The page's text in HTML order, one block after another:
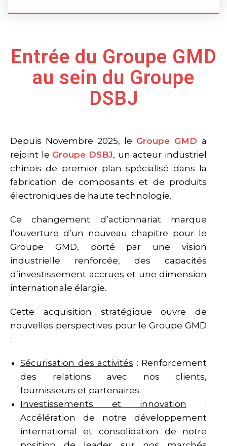
Entrée du Groupe GMD
au sein du Groupe
DSBJ
Depuis Novembre 2025, le Groupe GMD a
rejoint le Groupe DSBJ, un acteur industriel
chinois de premier plan spécialisé dans la
fabrication de composants et de produits
électroniques de haute technologie.
Ce changement d’actionnariat marque
l’ouverture d’un nouveau chapitre pour le
Groupe GMD, porté par une vision
industrielle renforcée, des capacités
d’investissement accrues et une dimension
internationale élargie.
Cette acquisition stratégique ouvre de
nouvelles perspectives pour le Groupe GMD
:
Sécurisation des activités : Renforcement
des relations avec nos clients,
fournisseurs et partenaires.
Investissements et innovation :
Accélération de notre développement
international et consolidation de notre